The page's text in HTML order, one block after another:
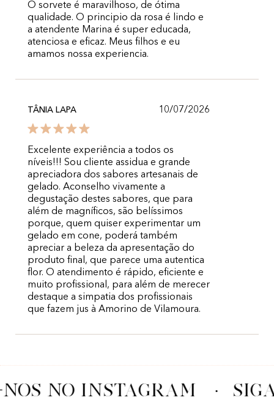
O sorvete é maravilhoso, de ótima
qualidade. O principio da rosa é lindo e
a atendente Marina é super educada,
atenciosa e eficaz. Meus filhos e eu
amamos nossa experiencia.
TÂNIA LAPA 10/07/2026
Excelente experiência a todos os
níveis!!! Sou cliente assidua e grande
apreciadora dos sabores artesanais de
gelado. Aconselho vivamente a
degustação destes sabores, que para
além de magníficos, são belíssimos
porque, quem quiser experimentar um
gelado em cone, poderá também
apreciar a beleza da apresentação do
produto final, que parece uma autentica
flor. O atendimento é rápido, eficiente e
muito profissional, para além de merecer
destaque a simpatia dos profissionais
que fazem jus à Amorino de Vilamoura.
NO INSTAGRAM ·